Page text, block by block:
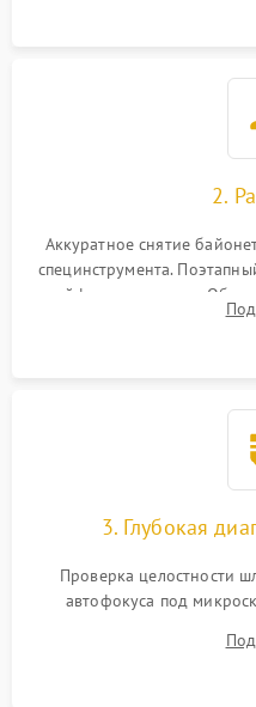
2.
Аккуратное снятие
специнструмента.
шлейфов и приводов.
линзовых групп для
3. Глубокая
Проверка целостности
автофокуса под
электромагнитного
от пыли, следов влаги